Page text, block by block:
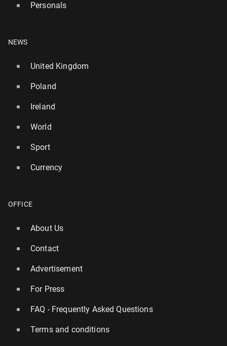
Personals
NEWS
United Kingdom
Poland
Ireland
World
Sport
Currency
OFFICE
About Us
Contact
Advertisement
For Press
FAQ - Frequently Asked Questions
Terms and conditions